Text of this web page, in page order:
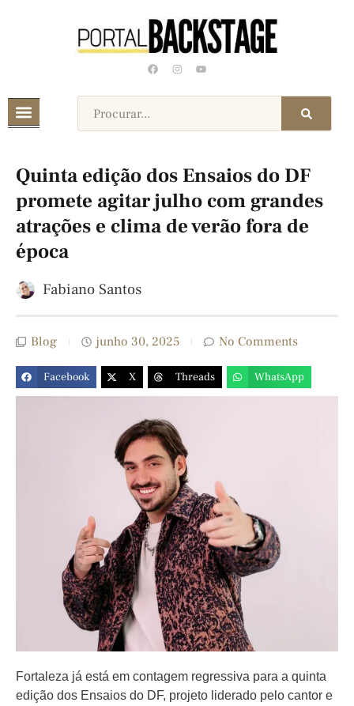
Quinta edição dos Ensaios do DF
promete agitar julho com grandes
atrações e clima de verão fora de
época
Fabiano Santos
Blog junho 30, 2025 No Comments
Facebook X Threads WhatsApp
Fortaleza já está em contagem regressiva para a quinta
edição dos Ensaios do DF, projeto liderado pelo cantor e